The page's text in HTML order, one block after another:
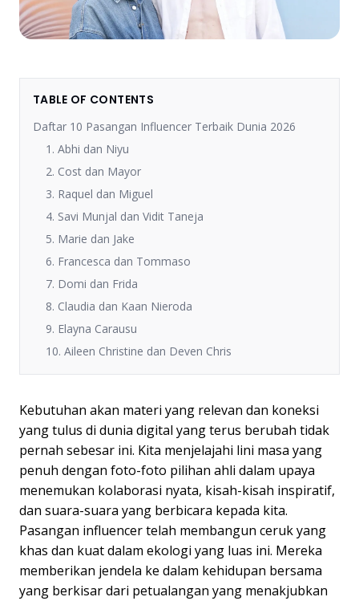
TABLE OF CONTENTS
Daftar 10 Pasangan Influencer Terbaik Dunia 2026
1. Abhi dan Niyu
2. Cost dan Mayor
3. Raquel dan Miguel
4. Savi Munjal dan Vidit Taneja
5. Marie dan Jake
6. Francesca dan Tommaso
7. Domi dan Frida
8. Claudia dan Kaan Nieroda
9. Elayna Carausu
10. Aileen Christine dan Deven Chris
Kebutuhan akan materi yang relevan dan koneksi
yang tulus di dunia digital yang terus berubah tidak
pernah sebesar ini. Kita menjelajahi lini masa yang
penuh dengan foto-foto pilihan ahli dalam upaya
menemukan kolaborasi nyata, kisah-kisah inspiratif,
dan suara-suara yang berbicara kepada kita.
Pasangan influencer telah membangun ceruk yang
khas dan kuat dalam ekologi yang luas ini. Mereka
memberikan jendela ke dalam kehidupan bersama
yang berkisar dari petualangan yang menakjubkan